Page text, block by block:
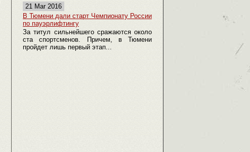
21 Mar 2016
В Тюмени дали старт Чемпионату России
по пауэрлифтингу
За титул сильнейшего сражаются около
ста спортсменов. Причем, в Тюмени
пройдет лишь первый этап...